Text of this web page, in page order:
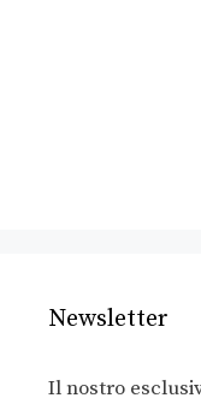
Newsletter
Il nostro